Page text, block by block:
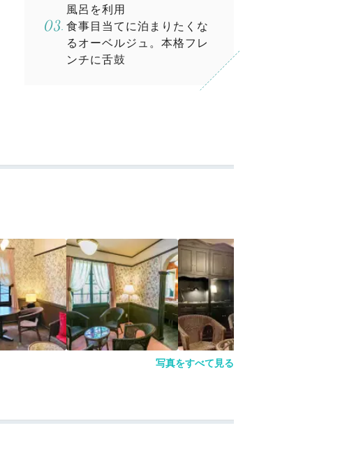
風呂を利用
食事目当てに泊まりたくな
るオーベルジュ。本格フレ
ンチに舌鼓
写真をすべて見る